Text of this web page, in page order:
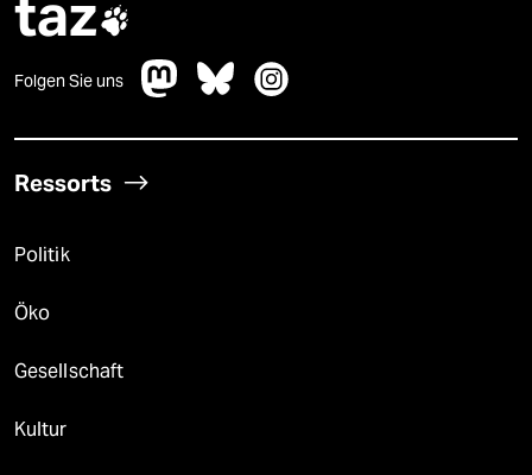
taz
Folgen Sie uns
Ressorts
Politik
Öko
Gesellschaft
Kultur